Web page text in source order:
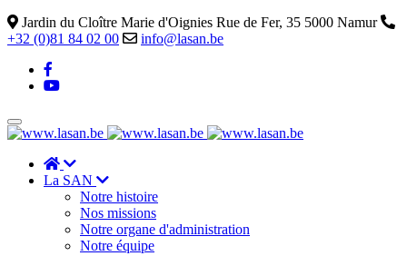
Jardin du Cloître Marie d'Oignies Rue de Fer, 35 5000 Namur
+32 (0)81 84 02 00
info@lasan.be
La SAN
Notre histoire
Nos missions
Notre organe d'administration
Notre équipe